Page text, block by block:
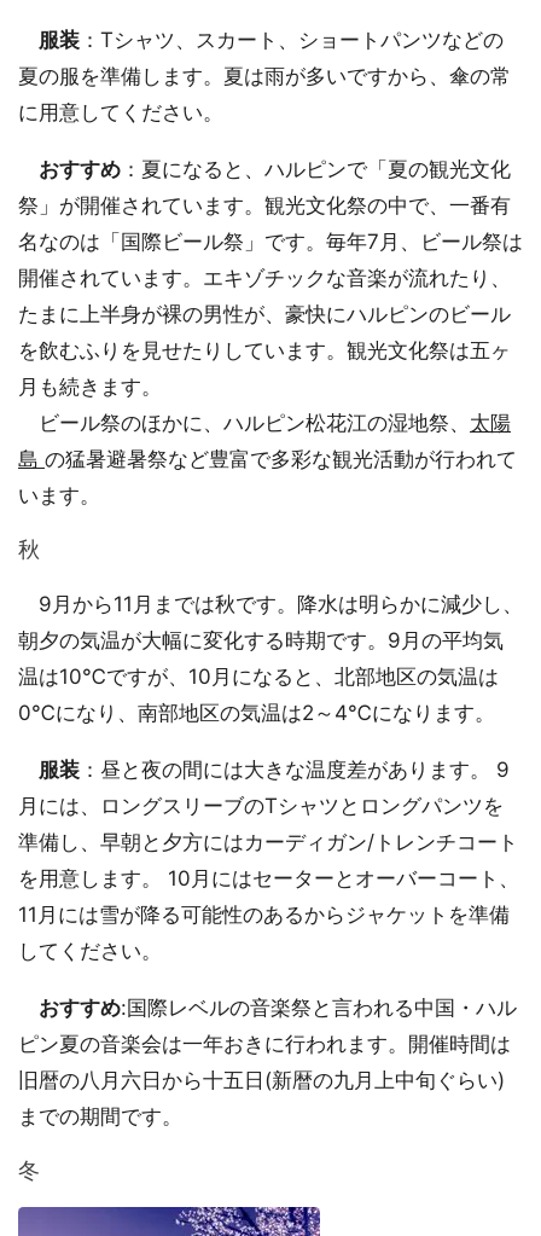
服装 ：Tシャツ、スカート、ショートパンツなどの
夏の服を準備します。夏は雨が多いですから、傘の常
に用意してください。
おすすめ ：夏になると、ハルピンで「夏の観光文化
祭」が開催されています。観光文化祭の中で、一番有
名なのは「国際ビール祭」です。毎年7月、ビール祭は
開催されています。エキゾチックな音楽が流れたり、
たまに上半身が裸の男性が、豪快にハルピンのビール
を飲むふりを見せたりしています。観光文化祭は五ヶ
月も続きます。
ビール祭のほかに、ハルピン松花江の湿地祭、 太陽
島 の猛暑避暑祭など豊富で多彩な観光活動が行われて
います。
秋
9月から11月までは秋です。降水は明らかに減少し、
朝夕の気温が大幅に変化する時期です。9月の平均気
温は10℃ですが、10月になると、北部地区の気温は
0℃になり、南部地区の気温は2～4℃になります。
服装 ：昼と夜の間には大きな温度差があります。 9
月には、ロングスリーブのTシャツとロングパンツを
準備し、早朝と夕方にはカーディガン/トレンチコート
を用意します。 10月にはセーターとオーバーコート、
11月には雪が降る可能性のあるからジャケットを準備
してください。
おすすめ:国際レベルの音楽祭と言われる中国・ハル
ピン夏の音楽会は一年おきに行われます。開催時間は
旧暦の八月六日から十五日(新暦の九月上中旬ぐらい)
までの期間です。
冬